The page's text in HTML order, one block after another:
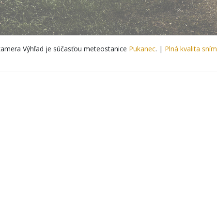
Výhľad je súčasťou meteostanice Pukanec. | Plná kvalita